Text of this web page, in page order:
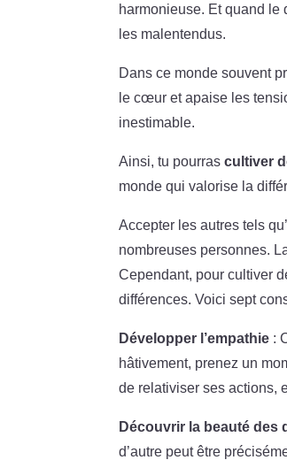
harmonieuse. Et quand le
les malentendus.
Dans ce monde souvent
le cœur et apaise les
inestimable.
Ainsi, tu pourrascultiver
monde qui valorise la
Accepter les autres tels
nombreuses personnes.
Cependant, pour cultiver
différences. Voici sept
Développer l’empathie :
hâtivement, prenez un
de relativiser ses actions,
Découvrir la beauté des
d’autre peut être